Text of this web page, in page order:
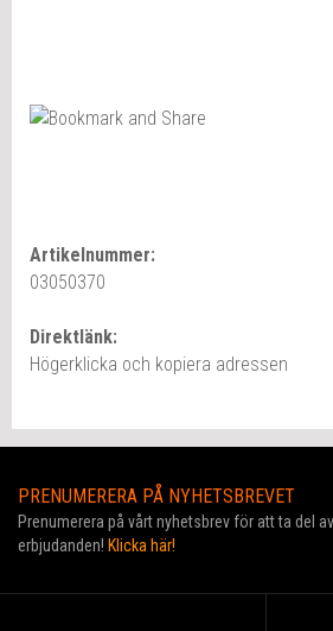
Artikelnummer:
03050370
Direktlänk:
Högerklicka och kopiera adressen
PRENUMERERA PÅ NYHETSBREVET
Prenumerera på vårt nyhetsbrev för att ta del
erbjudanden! Klicka här!